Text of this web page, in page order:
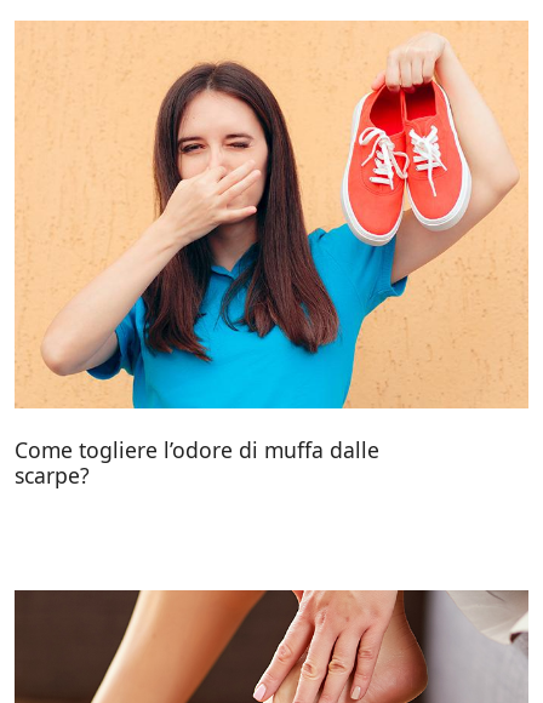
Come togliere l’odore di muffa dalle
scarpe?